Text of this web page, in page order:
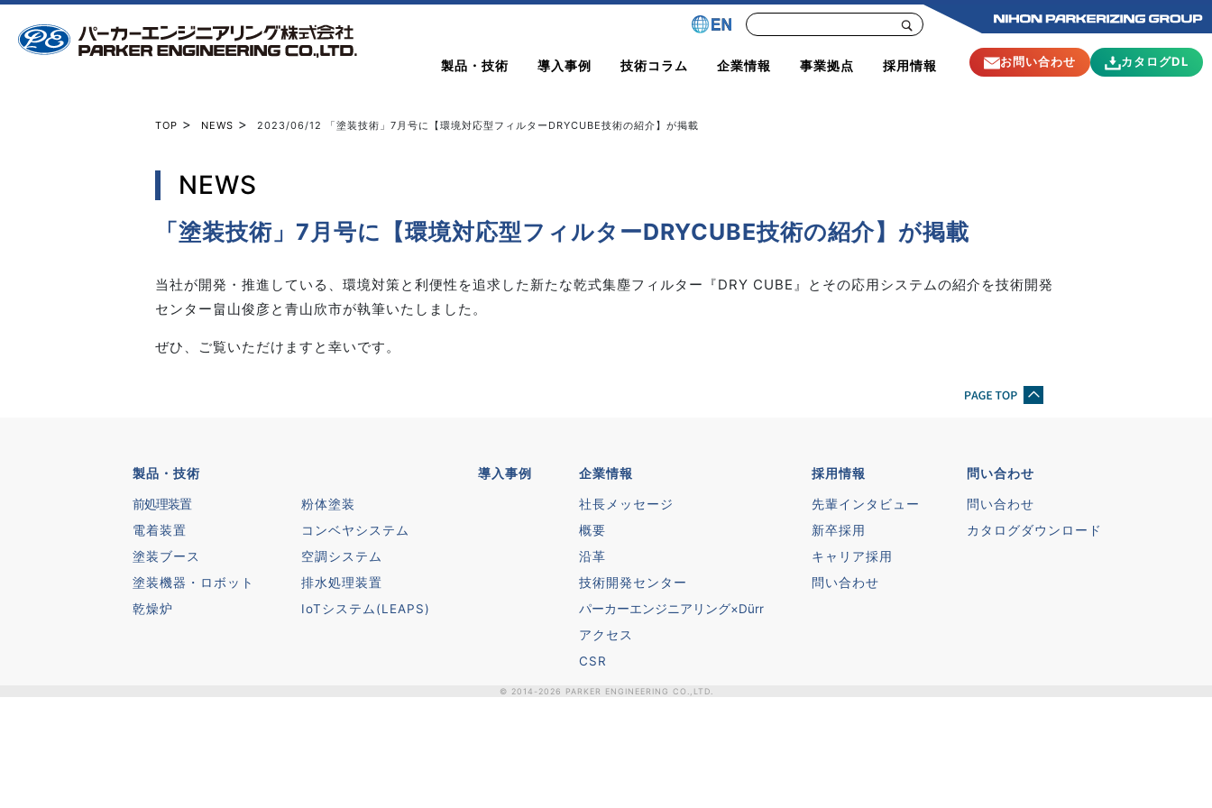
製品・技術 導入事例 技術コラム 企業情報 事業拠点 採用情報 お問い合わせ カタログDL
TOP > NEWS > 2023/06/12 「塗装技術」7月号に【環境対応型フィルターDRYCUBE技術の紹介】が掲載
NEWS
「塗装技術」7月号に【環境対応型フィルターDRYCUBE技術の紹介】が掲載
当社が開発・推進している、環境対策と利便性を追求した新たな乾式集塵フィルター『DRY CUBE』とその応用システムの紹介を技術開発
センター畠山俊彦と青山欣市が執筆いたしました。
ぜひ、ご覧いただけますと幸いです。
製品・技術
前処理装置
電着装置
塗装ブース
塗装機器・ロボット
乾燥炉
粉体塗装
コンベヤシステム
空調システム
排水処理装置
IoTシステム(LEAPS)
導入事例 企業情報
社長メッセージ
概要
沿革
技術開発センター
パーカーエンジニアリング×Dürr
アクセス
CSR
採用情報
先輩インタビュー
新卒採用
キャリア採用
問い合わせ
問い合わせ
問い合わせ
カタログダウンロード
© 2014- 2026 PARKER ENGINEERING CO.,LTD.